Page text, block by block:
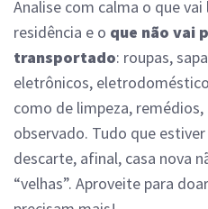
Analise com calma o que vai
residência e o que não vai
transportado: roupas,
eletrônicos,
como de limpeza,
observado. Tudo que
descarte, afinal, casa nova
“velhas”. Aproveite para